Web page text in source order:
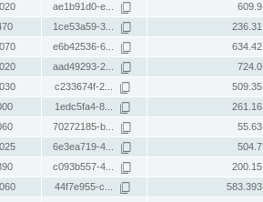
ae1b91d0-e... 609.9
1ce53a59-3... 236.31
e6b42536-6... 634.42
aad49293-2... 724.0
c233674f-2... 509.35
1edc5fa4-8... 261.16
70272185-b... 55.63
6e3ea719-4... 504.7
c093b557-4... 200.15
44f7e955-c... 583.393